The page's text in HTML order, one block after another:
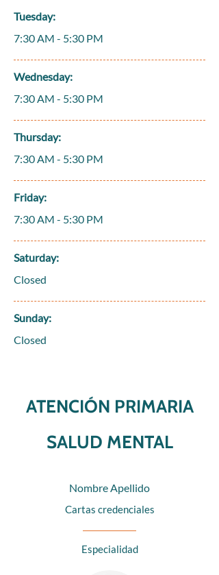
Tuesday:
7:30 AM - 5:30 PM
Wednesday:
7:30 AM - 5:30 PM
Thursday:
7:30 AM - 5:30 PM
Friday:
7:30 AM - 5:30 PM
Saturday:
Closed
Sunday:
Closed
ATENCIÓN PRIMARIA
SALUD MENTAL
Nombre Apellido
Cartas credenciales
Especialidad